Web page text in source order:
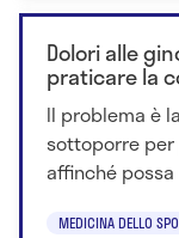
Dolori alle
praticare la
Il problema è
sottoporre
affinché
MEDICINA DELLO